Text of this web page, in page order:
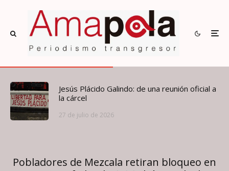
Jesús Plácido Galindo: de una reunión oficial a
la cárcel
27 de julio de 2026
Pobladores de Mezcala retiran bloqueo en